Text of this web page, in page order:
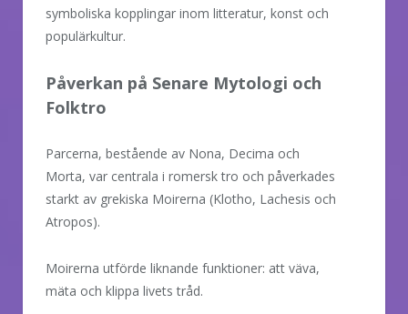
symboliska kopplingar inom litteratur, konst och
populärkultur.
Påverkan på Senare Mytologi och
Folktro
Parcerna, bestående av Nona, Decima och
Morta, var centrala i romersk tro och påverkades
starkt av grekiska Moirerna (Klotho, Lachesis och
Atropos).
Moirerna utförde liknande funktioner: att väva,
mäta och klippa livets tråd.